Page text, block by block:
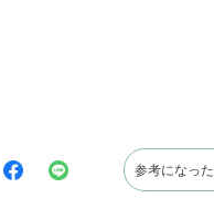
参考になった